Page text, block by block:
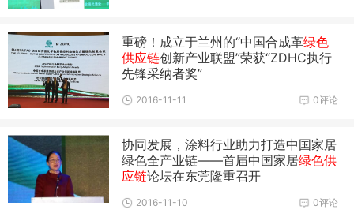
重磅！成立于兰州的“中国合成革绿色
供应链创新产业联盟”荣获“ZDHC执行
先锋采纳者奖”
0评论
2016-11-11
协同发展，涂料行业助力打造中国家居
绿色全产业链——首届中国家居绿色供
应链论坛在东莞隆重召开
0评论
2016-11-10